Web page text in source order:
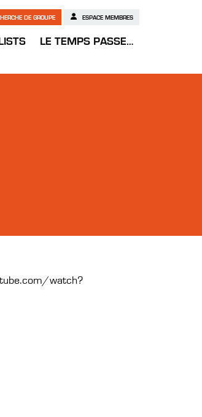
LE TEMPS PASSE…
DE GROUPE ESPACE MEMBRES
watch?